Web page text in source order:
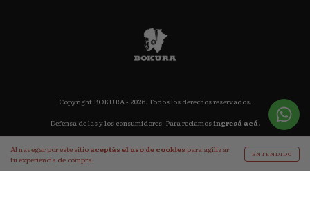
Al navegar por este sitio aceptás el uso de cookies para agilizar
tu experiencia de compra.
ENTENDIDO
Copyright BOKURA - 2026. Todos los derechos reservados.
Defensa de las y los consumidores. Para reclamosingresá acá.
Botón de arrepentimiento